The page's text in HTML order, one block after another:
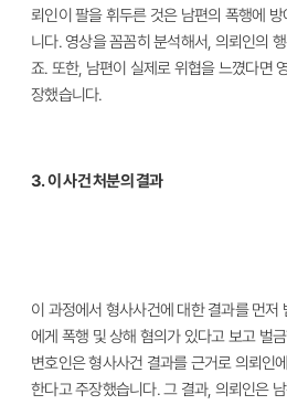
뢰인이 팔을 휘두른 것은 남편의 폭행에 방
니다. 영상을 꼼꼼히 분석해서, 의뢰인의
죠. 또한, 남편이 실제로 위협을 느꼈다면
장했습니다.
3. 이 사건 처분의 결과
이 과정에서 형사사건에 대한 결과를 먼저
에게 폭행 및 상해 혐의가 있다고 보고 벌
변호인은 형사사건 결과를 근거로 의뢰인
한다고 주장했습니다. 그 결과, 의뢰인은